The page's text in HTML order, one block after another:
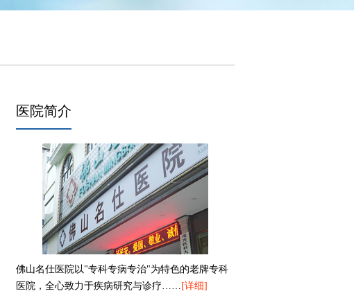
医院简介
佛山名仕医院以"专科专病专治"为特色的老牌专科
医院，全心致力于疾病研究与诊疗…… [详细]